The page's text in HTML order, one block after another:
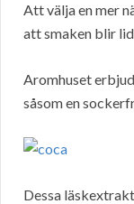
Att välja en mer
att smaken blir
Aromhuset
såsom en
Dessa